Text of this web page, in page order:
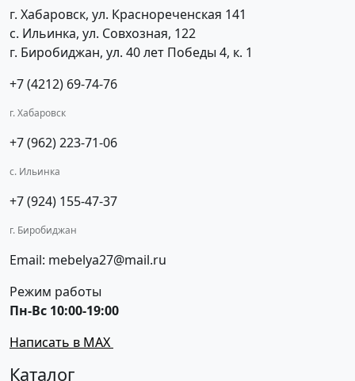
г. Хабаровск, ул. Краснореченская 141
с. Ильинка, ул. Совхозная, 122
г. Биробиджан, ул. 40 лет Победы 4, к. 1
+7 (4212) 69-74-76
г. Хабаровск
+7 (962) 223-71-06
с. Ильинка
+7 (924) 155-47-37
г. Биробиджан
Email: mebelya27@mail.ru
Режим работы
Пн-Вс 10:00-19:00
Написать в MAX
Каталог